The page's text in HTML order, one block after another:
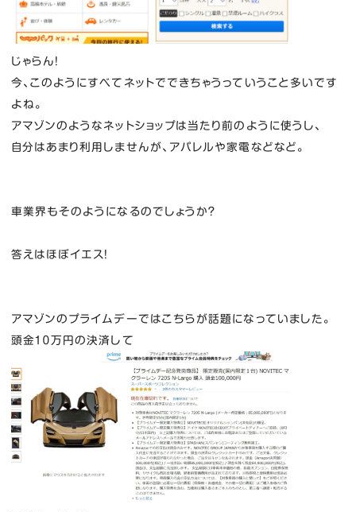
じゃらん！
今、このようにすべてネットでできちゃうっていうこと多いです
よね。
アマゾンのようなネットショップは当たり前のように使うし、
自分はあまり利用しませんが、アパレルや家電などなど。
車業界もそのようになるのでしょうか？
答えはほぼイエス！
アマゾンのプライムデーではこちらが話題になっていました。
頭金１０万円の決済して